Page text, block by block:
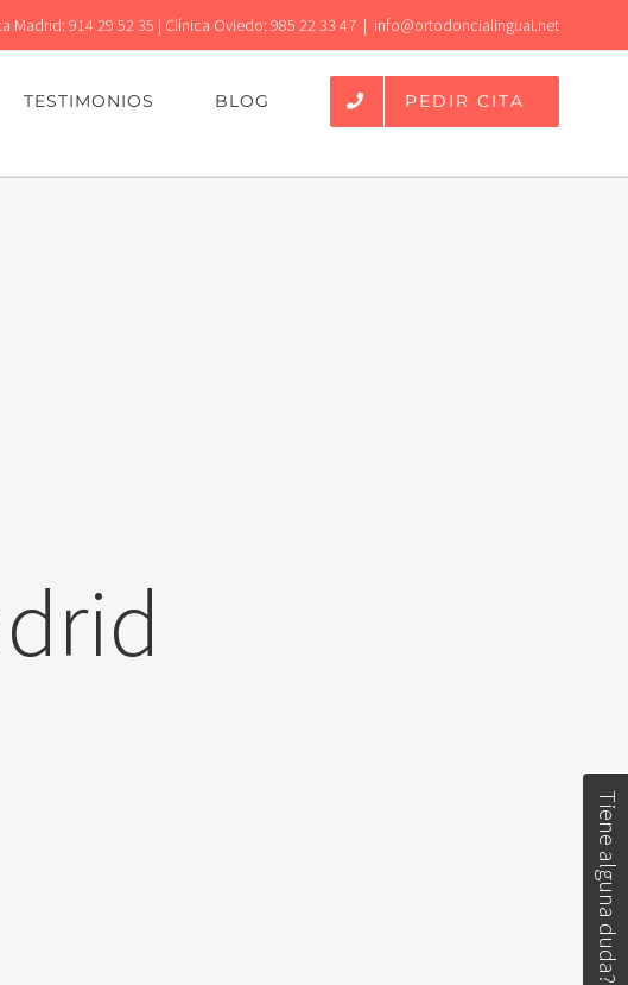
Madrid: 914 29 52 35 | Clínica Oviedo: 985 22 33 47 | info@ortodoncialingual.net
TESTIMONIOS BLOG PEDIR CITA
Tiene alguna duda?